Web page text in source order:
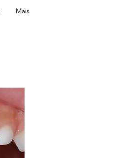
Mais